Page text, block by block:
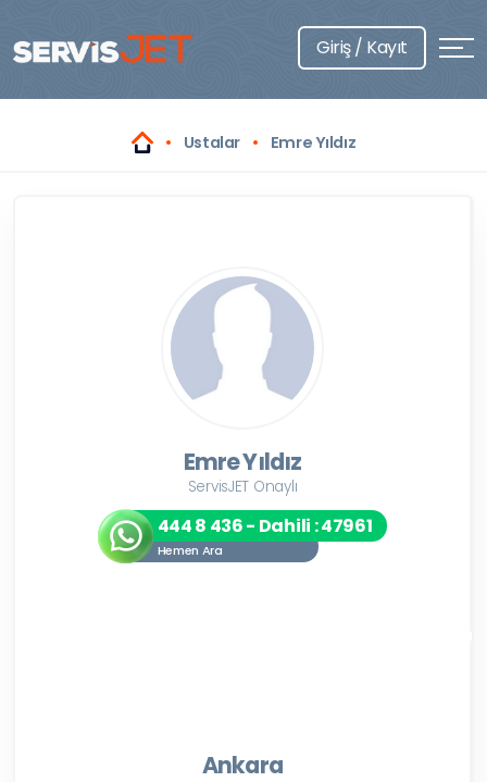
Giriş / Kayıt
Ustalar Emre Yıldız
Emre Yıldız
ServisJET Onaylı
444 8 436 - Dahili : 47961
Hemen Ara
Ankara